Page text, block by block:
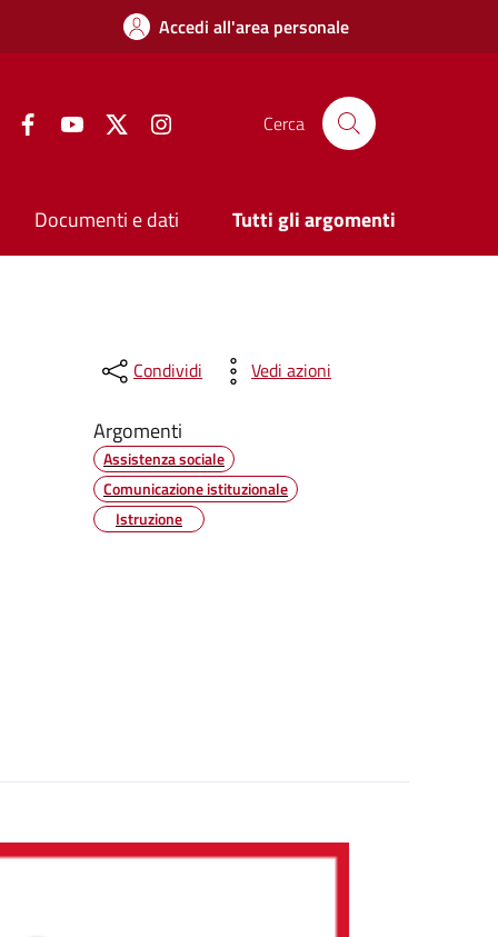
Accedi all'area personale
FacebookYouTube Twitter Cerca
Documenti e dati Tutti gli argomenti
Condividi Vedi azioni
Argomenti
Assistenza sociale
Comunicazione istituzionale
Istruzione